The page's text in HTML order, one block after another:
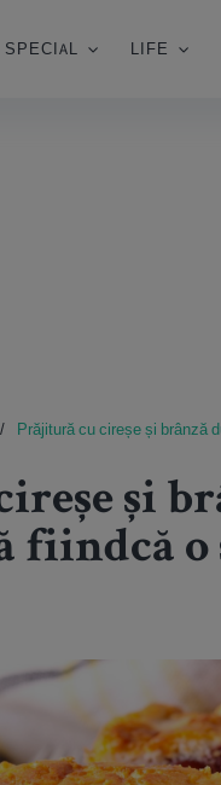
SPECIAL LIFE
Prăjitură cu cireșe și brânză
și
fiindcă